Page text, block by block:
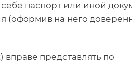
паспорт или иной
(оформив на него
представлять по